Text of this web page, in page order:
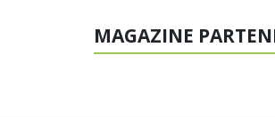
MAGAZINE